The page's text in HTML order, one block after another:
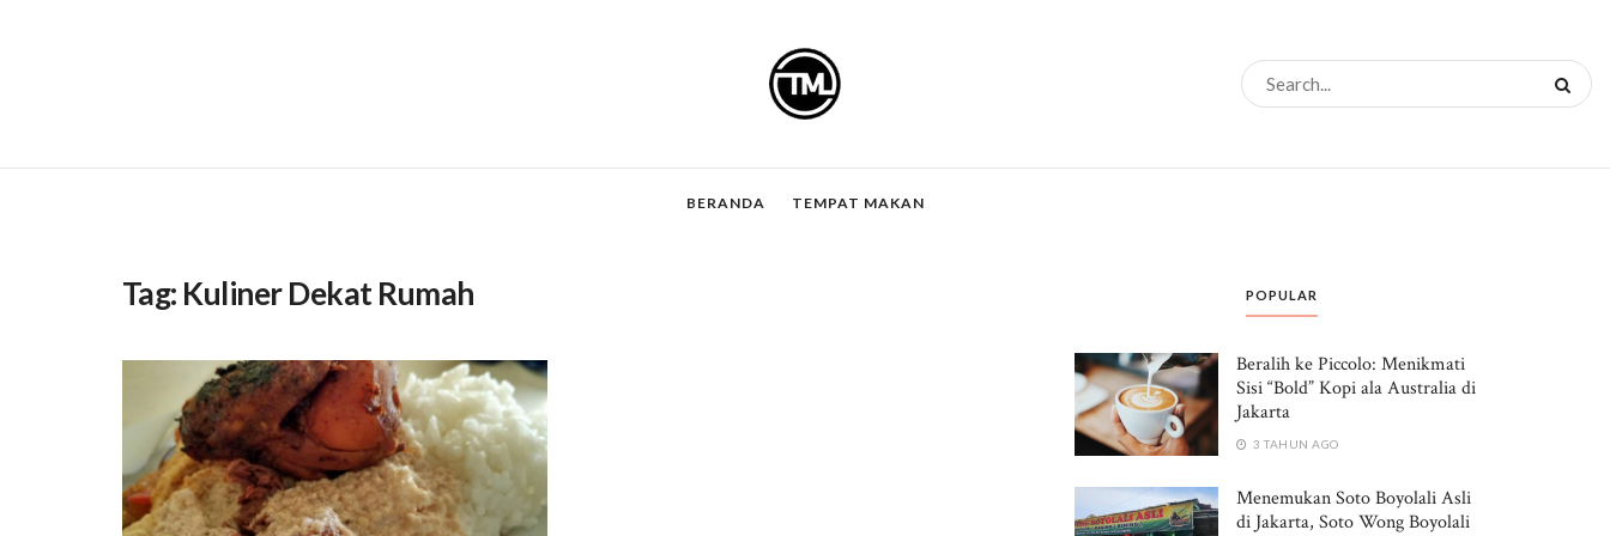
BERANDA TEMPAT MAKAN
Tag: Kuliner Dekat Rumah POPULAR
Beralih ke Piccolo: Menikmati
Sisi “Bold” Kopi ala Australia di
Jakarta
3 TAHUN AGO
Menemukan Soto Boyolali Asli
di Jakarta, Soto Wong Boyolali